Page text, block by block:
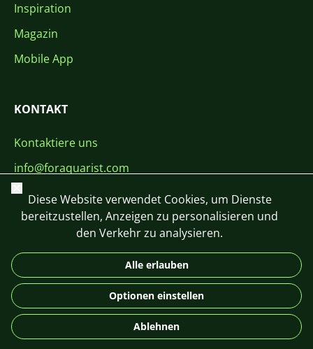
Inspiration
Magazin
Mobile App
KONTAKT
Kontaktiere uns
info@foraquarist.com
+420 603 449 602
DE
© 2026 For Aquarist
Schließen
Diese Website verwendet Cookies, um Dienste
bereitzustellen, Anzeigen zu personalisieren und
den Verkehr zu analysieren.
Alle erlauben
Optionen einstellen
Ablehnen